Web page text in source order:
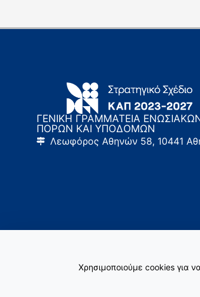
ΓΕΝΙΚΗ ΓΡΑΜΜΑΤΕΙΑ
ΠΟΡΩΝ ΚΑΙ ΥΠΟΔΟΜΩΝ
Λεωφόρος Αθηνών 58, 10441
Χρησιμοποιούμε cookies για